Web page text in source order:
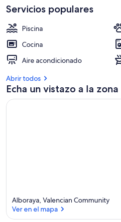
Servicios populares
Piscina
Cocina
Aire acondicionado
Abrir todos
Echa un vistazo a la zona
Alboraya, Valencian Community
Ver en el mapa